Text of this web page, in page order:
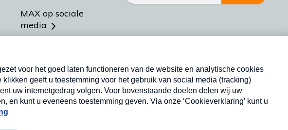
MAX op sociale
media
Meldpunt Actueel
Heel Holland Bakt
Nieuwsbrief
Neem hier een gratis abonnement op onze